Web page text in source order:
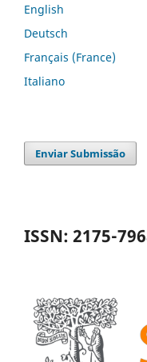
English
Deutsch
Français (France)
Italiano
Enviar Submissão
ISSN: 2175-